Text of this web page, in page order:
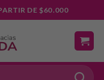
DE $60.000